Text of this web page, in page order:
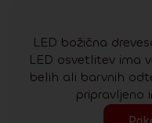
LED božična
LED osvetlitev ima
belih ali barvnih
pripravljeno